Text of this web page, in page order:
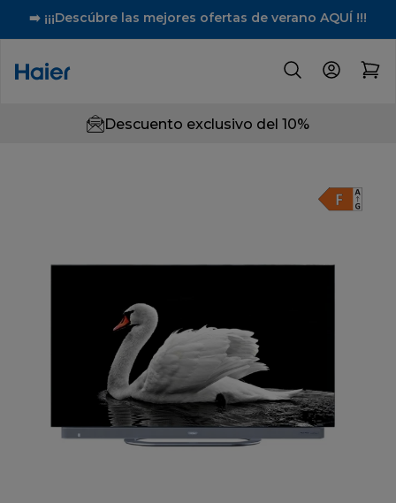
➡️ ¡¡¡Descúbre las mejores ofertas de verano AQUÍ !!!
Descuento exclusivo del 10%